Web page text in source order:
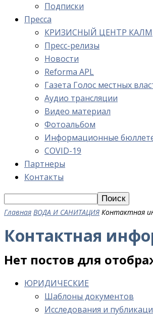
Подписки
Пресса
КРИЗИСНЫЙ ЦЕНТР КАЛМ
Пресс-релизы
Новости
Reforma APL
Газета Голос местных
Аудио трансляции
Видео материал
Фотоальбом
Информационные
COVID-19
Партнеры
Контакты
Главная ВОДА И САНИТАЦИЯ Контактная
Контактная
Нет постов для
ЮРИДИЧЕСКИЕ
Шаблоны документов
Исследования и